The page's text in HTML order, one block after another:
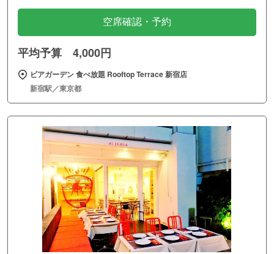
空席確認・予約
平均予算 4,000円
ビアガーデン 食べ放題 Rooftop Terrace 新宿店
新宿駅／東京都